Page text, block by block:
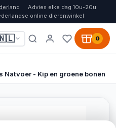
Advies elke dag 10u-20u
online dierenwinkel
0
Natvoer - Kip en groene bonen